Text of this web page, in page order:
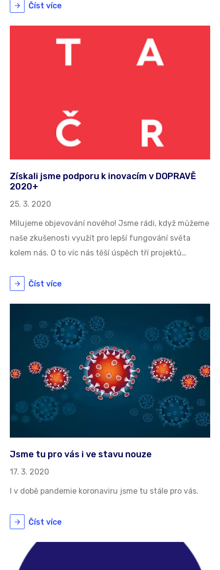
Číst více
Získali jsme podporu k inovacím v DOPRAVĚ
2020+
25. 3. 2020
Milujeme objevování nového! Jsme rádi, když můžeme
naše zkušenosti využít pro lepší fungování světa
kolem nás. O to víc nás těší úspěch tří projektů…
Číst více
Jsme tu pro vás i ve stavu nouze
17. 3. 2020
I v době pandemie koronaviru jsme tu stále pro vás.
Číst více